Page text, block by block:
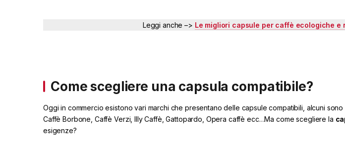
Leggi anche –> Le migliori capsule per caffè ecologiche e
Come scegliere una capsula compatibile?
Oggi in commercio esistono vari marchi che presentano delle capsule compatibili, alcuni
Caffè Borbone, Caffè Verzi, Illy Caffè, Gattopardo, Opera caffè ecc…Ma come scegliere la
esigenze?